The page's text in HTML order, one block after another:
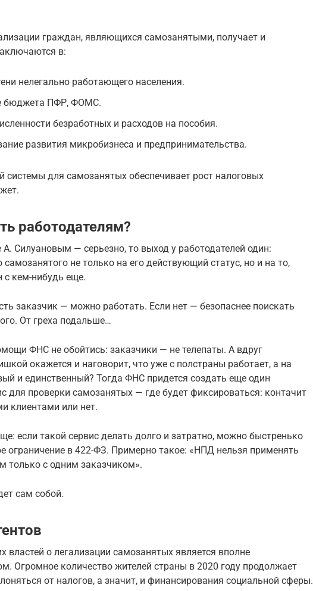
граждан, являющихся самозанятыми, получает и
в:
нелегально работающего населения.
бюджета ПФР, ФОМС.
безработных и расходов на пособия.
развития микробизнеса и предпринимательства.
системы для самозанятых обеспечивает рост налоговых
работодателям?
А. Силуановым — серьезно, то выход у работодателей один:
не только на его действующий статус, но и на то,
с кем-нибудь еще.
заказчик — можно работать. Если нет — безопаснее поискать
От греха подальше…
ФНС не обойтись: заказчики — не телепаты. А вдруг
окажется и наговорит, что уже с полстраны работает, а на
и единственный? Тогда ФНС придется создать еще один
для проверки самозанятых — где будет фиксироваться: контачит
клиентами или нет.
если такой сервис делать долго и затратно, можно быстренько
ограничение в 422-ФЗ. Примерно такое: «НПД нельзя применять
только с одним заказчиком».
сам собой.
властей о легализации самозанятых является вполне
Огромное количество жителей страны в 2020 году продолжает
от налогов, а значит, и финансирования социальной сферы.